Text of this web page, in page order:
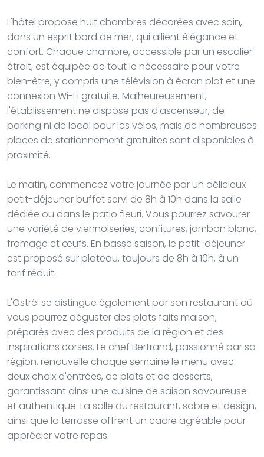
L'hôtel propose huit chambres décorées avec soin,
dans un esprit bord de mer, qui allient élégance et
confort. Chaque chambre, accessible par un escalier
étroit, est équipée de tout le nécessaire pour votre
bien-être, y compris une télévision à écran plat et une
connexion Wi-Fi gratuite. Malheureusement,
l'établissement ne dispose pas d'ascenseur, de
parking ni de local pour les vélos, mais de nombreuses
places de stationnement gratuites sont disponibles à
proximité.
Le matin, commencez votre journée par un délicieux
petit-déjeuner buffet servi de 8h à 10h dans la salle
dédiée ou dans le patio fleuri. Vous pourrez savourer
une variété de viennoiseries, confitures, jambon blanc,
fromage et œufs. En basse saison, le petit-déjeuner
est proposé sur plateau, toujours de 8h à 10h, à un
tarif réduit.
L'Ostréi se distingue également par son restaurant où
vous pourrez déguster des plats faits maison,
préparés avec des produits de la région et des
inspirations corses. Le chef Bertrand, passionné par sa
région, renouvelle chaque semaine le menu avec
deux choix d'entrées, de plats et de desserts,
garantissant ainsi une cuisine de saison savoureuse
et authentique. La salle du restaurant, sobre et design,
ainsi que la terrasse offrent un cadre agréable pour
apprécier votre repas.